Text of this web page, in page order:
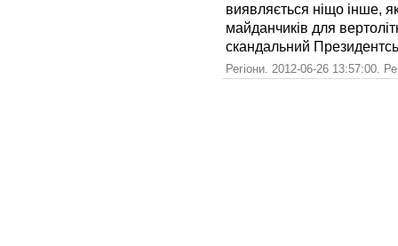
виявляється ніщо інше,
майданчиків для
скандальний
Регіони. 2012-06-26 13:57:00.